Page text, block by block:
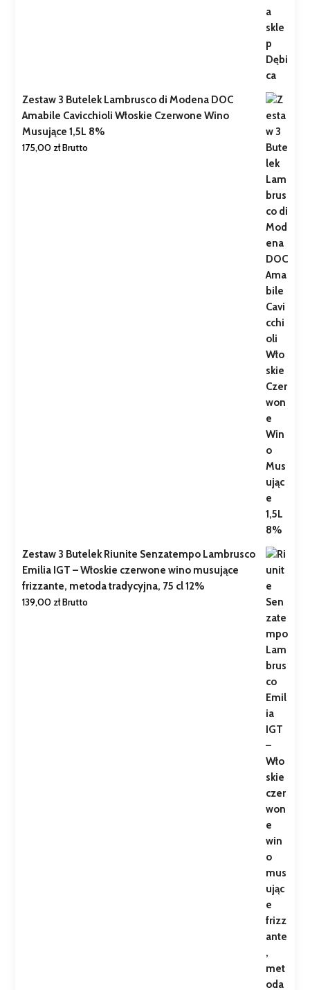
Zestaw 3 Butelek Lambrusco di Modena DOC
Amabile Cavicchioli Włoskie Czerwone Wino
Musujące 1,5L 8%
175,00 złBrutto
Zestaw 3 Butelek Riunite Senzatempo Lambrusco
Emilia IGT – Włoskie czerwone wino musujące
frizzante, metoda tradycyjna, 75 cl 12%
139,00 złBrutto